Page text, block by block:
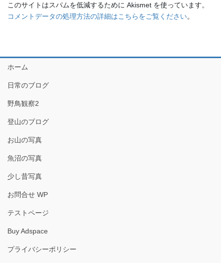
このサイトはスパムを低減するために Akismet を使っています。
コメントデータの処理方法の詳細はこちらをご覧ください。
ホーム
日常のブログ
野鳥観察2
登山のブログ
お山の写真
魚沼の写真
少し昔写真
お問合せ WP
テストページ
Buy Adspace
プライバシーポリシー